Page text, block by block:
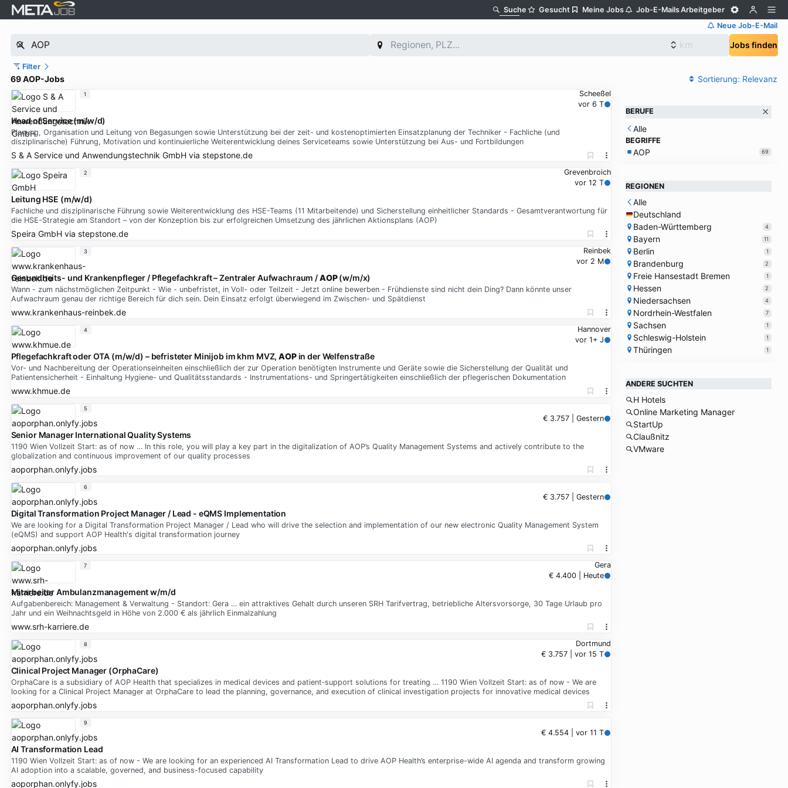
Suche Gesucht Meine Jobs Job-E-MailsArbeitgeber
Neue Job-E-Mail
Jobs finden
Filter
69 AOP-Jobs Sortierung: Relevanz
Scheeßel
vor 6 T
Head of Service (m/w/d)
Planung, Organisation und Leitung von Begasungen sowie Unterstützung bei der zeit- und kostenoptimierten Einsatzplanung der Techniker - Fachliche (und
disziplinarische) Führung, Motivation und kontinuierliche Weiterentwicklung deines Serviceteams sowie Unterstützung bei Aus- und Fortbildungen
S & A Service und Anwendungstechnik GmbHvia stepstone.de
1
Grevenbroich
vor 12 T
Leitung HSE (m/w/d)
Fachliche und disziplinarische Führung sowie Weiterentwicklung des HSE-Teams (11 Mitarbeitende) und Sicherstellung einheitlicher Standards - Gesamtverantwortung für
die HSE-Strategie am Standort – von der Konzeption bis zur erfolgreichen Umsetzung des jährlichen Aktionsplans (AOP)
Speira GmbHvia stepstone.de
2
Reinbek
vor 2 M
Gesundheits- und Krankenpfleger / Pflegefachkraft – Zentraler Aufwachraum /AOP(w/m/x)
Wann - zum nächstmöglichen Zeitpunkt - Wie - unbefristet, in Voll- oder Teilzeit - Jetzt online bewerben - Frühdienste sind nicht dein Ding? Dann könnte unser
Aufwachraum genau der richtige Bereich für dich sein. Dein Einsatz erfolgt überwiegend im Zwischen- und Spätdienst
www.krankenhaus-reinbek.de
3
Hannover
vor 1+ J
Pflegefachkraft oder OTA (m/w/d) – befristeter Minijob im khm MVZ,AOPin der Welfenstraße
Vor- und Nachbereitung der Operationseinheiten einschließlich der zur Operation benötigten Instrumente und Geräte sowie die Sicherstellung der Qualität und
Patientensicherheit - Einhaltung Hygiene- und Qualitätsstandards - Instrumentations- und Springertätigkeiten einschließlich der pflegerischen Dokumentation
www.khmue.de
4
€ 3.757 | Gestern
Senior Manager International Quality Systems
1190 Wien Vollzeit Start: as of now … In this role, you will play a key part in the digitalization of AOP’s Quality Management Systems and actively contribute to the
globalization and continuous improvement of our quality processes
aoporphan.onlyfy.jobs
5
€ 3.757 | Gestern
Digital Transformation Project Manager / Lead - eQMS Implementation
We are looking for a Digital Transformation Project Manager / Lead who will drive the selection and implementation of our new electronic Quality Management System
(eQMS) and support AOP Health's digital transformation journey
aoporphan.onlyfy.jobs
6
Gera
€ 4.400 | Heute
Mitarbeiter Ambulanzmanagement w/m/d
Aufgabenbereich: Management & Verwaltung - Standort: Gera … ein attraktives Gehalt durch unseren SRH Tarifvertrag, betriebliche Altersvorsorge, 30 Tage Urlaub pro
Jahr und ein Weihnachtsgeld in Höhe von 2.000 € als jährlich Einmalzahlung
www.srh-karriere.de
7
Dortmund
€ 3.757 | vor 15 T
Clinical Project Manager (OrphaCare)
OrphaCare is a subsidiary of AOP Health that specializes in medical devices and patient‑support solutions for treating … 1190 Wien Vollzeit Start: as of now - We are
looking for a Clinical Project Manager at OrphaCare to lead the planning, governance, and execution of clinical investigation projects for innovative medical devices
aoporphan.onlyfy.jobs
8
€ 4.554 | vor 11 T
AI Transformation Lead
1190 Wien Vollzeit Start: as of now - We are looking for an experienced AI Transformation Lead to drive AOP Health’s enterprise-wide AI agenda and transform growing
AI adoption into a scalable, governed, and business-focused capability
aoporphan.onlyfy.jobs
9
BERUFE
Alle
BEGRIFFE
AOP 69
REGIONEN
Alle
Deutschland
Baden-Württemberg
4
Bayern 11
Berlin 1
Brandenburg 2
Freie Hansestadt Bremen 1
Hessen 2
Niedersachsen 4
Nordrhein-Westfalen 7
Sachsen 1
Schleswig-Holstein 1
Thüringen 1
ANDERE SUCHTEN
H Hotels
Online Marketing Manager
StartUp
Claußnitz
VMware